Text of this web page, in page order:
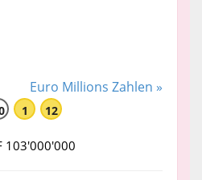
Euro Millions Zahlen »
1 12
103'000'000